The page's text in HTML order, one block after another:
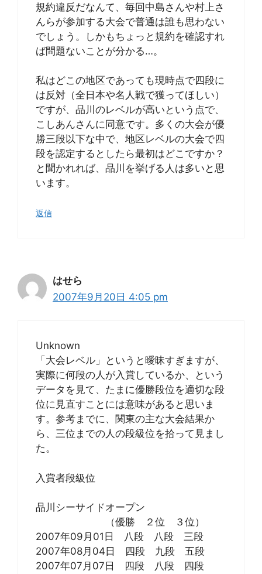
規約違反だなんて、毎回中島さんや村上さ
んらが参加する大会で普通は誰も思わない
でしょう。しかもちょっと規約を確認すれ
ば問題ないことが分かる…。
私はどこの地区であっても現時点で四段に
は反対（全日本や名人戦で獲ってほしい）
ですが、品川のレベルが高いという点で、
こしあんさんに同意です。多くの大会が優
勝三段以下な中で、地区レベルの大会で四
段を認定するとしたら最初はどこですか？
と聞かれれば、品川を挙げる人は多いと思
います。
返信
はせら
2007年9月20日 4:05 pm
Unknown
「大会レベル」というと曖昧すぎますが、
実際に何段の人が入賞しているか、という
データを見て、たまに優勝段位を適切な段
位に見直すことには意味があると思いま
す。参考までに、関東の主な大会結果か
ら、三位までの人の段級位を拾って見まし
た。
入賞者段級位
品川シーサイドオープン
（優勝 ２位 ３位）
2007年09月01日 八段 八段 三段
2007年08月04日 四段 九段 五段
2007年07月07日 四段 八段 四段